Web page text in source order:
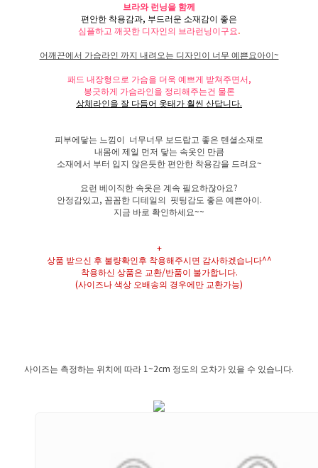
브라와 런닝을 함께
편안한 착용감과, 부드러운 소재감이 좋은
심플하고 깨끗한 디자인의 브라런닝이구요.
어깨끈에서 가슴라인 까지 내려오는 디자인이 너무 예쁜요아이~
패드 내장형으로 가슴을 더욱 예쁘게 받쳐주면서,
봉긋하게 가슴라인을 정리해주는건 물론
상체라인을 잘 다듬어 옷태가 훨씬 산답니다.
피부에닿는 느낌이 너무너무 보드랍고 좋은 텐셜소재로
내몸에 제일 먼저 닿는 속옷인 만큼
소재에서 부터 입지 않은듯한 편안한 착용감을 드려요~
요런 베이직한 속옷은 계속 필요하잖아요?
안정감있고, 꼼꼼한 디테일의 핏팅감도 좋은 예쁜아이.
지금 바로 확인하세요~~
+
상품 받으신 후 불량확인후 착용해주시면 감사하겠습니다^^
착용하신 상품은 교환/반품이 불가합니다.
(사이즈나 색상 오배송의 경우에만 교환가능)
사이즈는 측정하는 위치에 따라 1~2cm 정도의 오차가 있을 수 있습니다.